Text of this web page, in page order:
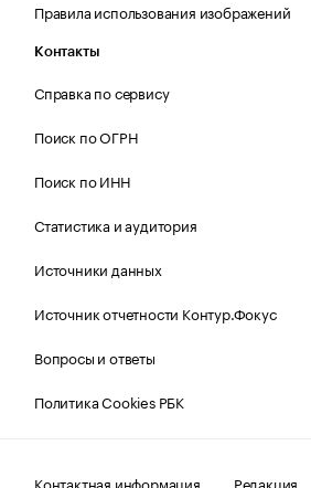
Правила использования изображений
Контакты
Справка по сервису
Поиск по ОГРН
Поиск по ИНН
Статистика и аудитория
Источники данных
Источник отчетности Контур.Фокус
Вопросы и ответы
Политика Cookies РБК
Контактная информация Редакция